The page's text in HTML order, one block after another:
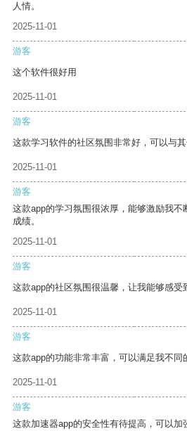
人情。
2025-11-01
游客
这个软件很好用
2025-11-01
游客
这款学习软件的社区氛围非常好，可以与其
2025-11-01
游客
这款app的学习氛围很浓厚，能够激励我不
成绩。
2025-11-01
游客
这款app的社区氛围很温馨，让我能够感受
2025-11-01
游客
这款app的功能非常丰富，可以满足我不同
2025-11-01
游客
这款加速器app的安全性有待提高，可以